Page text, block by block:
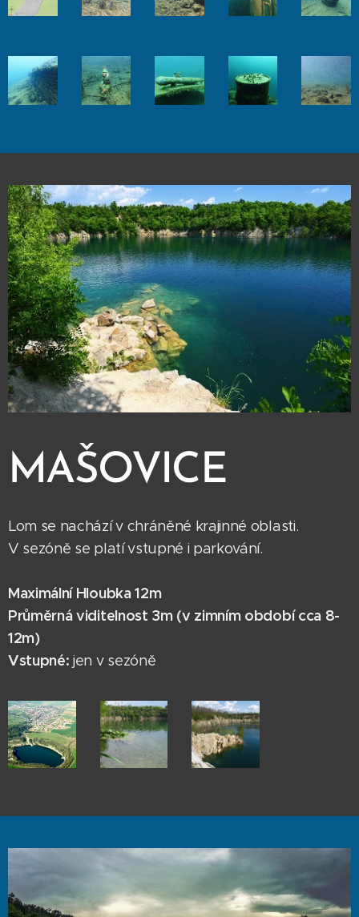
MAŠOVICE
Lom se nachází v chráněné krajinné oblasti.
V sezóně se platí vstupné i parkování.
Maximální Hloubka 12m
Průměrná viditelnost 3m (v zimním období cca 8-
12m)
Vstupné: jen v sezóně